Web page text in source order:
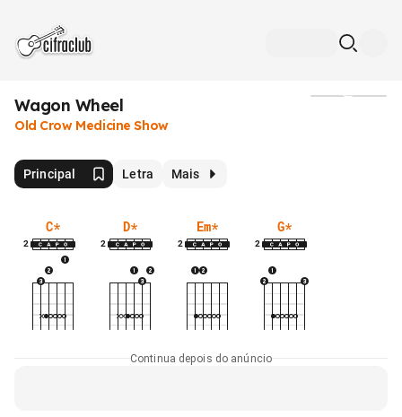
Wagon Wheel
Old Crow Medicine Show
Principal Letra Mais
C*
2
D*
2
Em*
2
G*
2
Continua depois do anúncio